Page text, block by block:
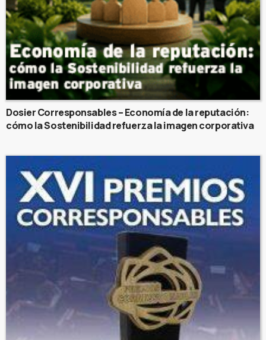
Dosier Corresponsables – Economía de la reputación:
cómo la Sostenibilidad refuerza la imagen corporativa